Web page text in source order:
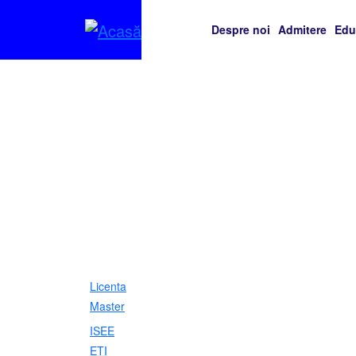
Despre noi Admitere
Licenta
Master
ISEE
ETI